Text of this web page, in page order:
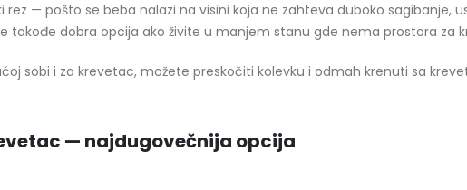
— pošto se beba nalazi na visini koja ne zahteva duboko sagibanje,
takođe dobra opcija ako živite u manjem stanu gde nema prostora za
sobi i za krevetac, možete preskočiti kolevku i odmah krenuti sa
— najdugovečnija opcija